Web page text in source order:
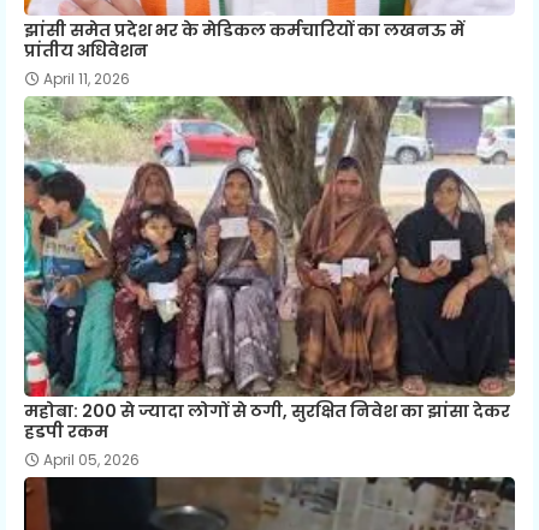
झांसी समेत प्रदेश भर के मेडिकल कर्मचारियों का लखनऊ में
प्रांतीय अधिवेशन
April 11, 2026
महोबा: 200 से ज्यादा लोगों से ठगी, सुरक्षित निवेश का झांसा देकर
हडपी रकम
April 05, 2026